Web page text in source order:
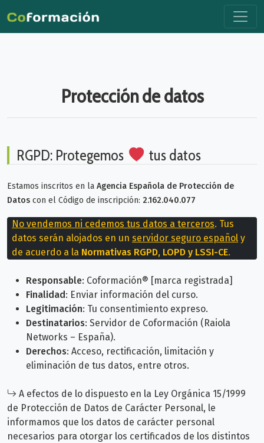
Protección de datos
RGPD: Protegemos tus datos
Estamos inscritos en la Agencia Española de Protección de
Datos con el Código de inscripción: 2.162.040.077
No vendemos ni cedemos tus datos a terceros. Tus
datos serán alojados en un servidor seguro español y
de acuerdo a la Normativas RGPD, LOPD y LSSI-CE.
Responsable: Coformación® [marca registrada]
Finalidad : Enviar información del curso.
Legitimación: Tu consentimiento expreso.
Destinatarios: Servidor de Coformación (Raiola
Networks – España).
Derechos: Acceso, rectificación, limitación y
eliminación de tus datos, entre otros.
A efectos de lo dispuesto en la Ley Orgánica 15/1999
de Protección de Datos de Carácter Personal, le
informamos que los datos de carácter personal
necesarios para otorgar los certificados de los distintos